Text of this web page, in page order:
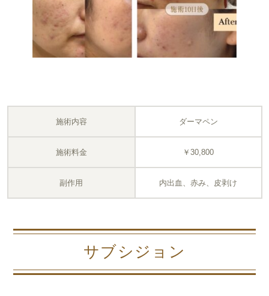
施術内容 ダーマペン
施術料金 ￥30,800
副作用 内出血、赤み、皮剥け
サブシジョン